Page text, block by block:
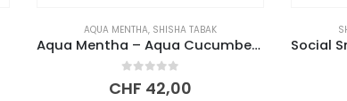
SHISHA TABAK, SOCIAL SMOKE
Social Smoke Watermelon Chill 250g
out of 5
CHF 49,00